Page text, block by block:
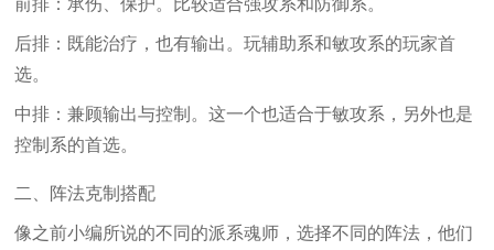
后排：既能治疗，也有输出。玩辅助系和敏攻系的玩家首
选。
中排：兼顾输出与控制。这一个也适合于敏攻系，另外也是
控制系的首选。
二、阵法克制搭配
像之前小编所说的不同的派系魂师，选择不同的阵法，他们